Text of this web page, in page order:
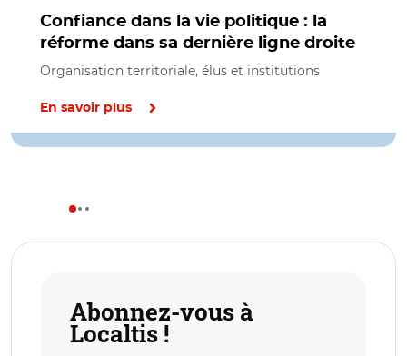
Confiance dans la vie politique : la
réforme dans sa dernière ligne droite
Organisation territoriale, élus et institutions
En savoir plus
Abonnez-vous à
Localtis !